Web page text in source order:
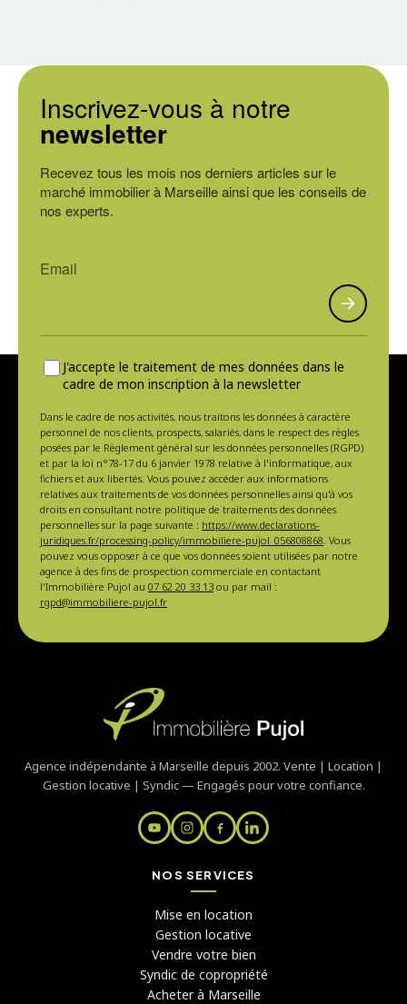
Inscrivez-vous à notre
newsletter
Recevez tous les mois nos derniers articles sur le
marché immobilier à Marseille ainsi que les conseils de
nos experts.
J'accepte le traitement de mes données dans le
cadre de mon inscription à la newsletter
Dans le cadre de nos activités, nous traitons les données à caractère
personnel de nos clients, prospects, salariés, dans le respect des règles
posées par le Règlement général sur les données personnelles (RGPD)
et par la loi n°78-17 du 6 janvier 1978 relative à l'informatique, aux
fichiers et aux libertés. Vous pouvez accéder aux informations
relatives aux traitements de vos données personnelles ainsi qu'à vos
droits en consultant notre politique de traitements des données
personnelles sur la page suivante : https://www.declarations-
juridiques.fr/processing-policy/immobiliere-pujol_056808868. Vous
pouvez vous opposer à ce que vos données soient utilisées par notre
agence à des fins de prospection commerciale en contactant
l'Immobilière Pujol au 07 62 20 33 13 ou par mail :
rgpd@immobiliere-pujol.fr
Agence indépendante à Marseille depuis 2002. Vente | Location |
Gestion locative | Syndic — Engagés pour votre confiance.
NOS SERVICES
Mise en location
Gestion locative
Vendre votre bien
Syndic de copropriété
Acheter à Marseille